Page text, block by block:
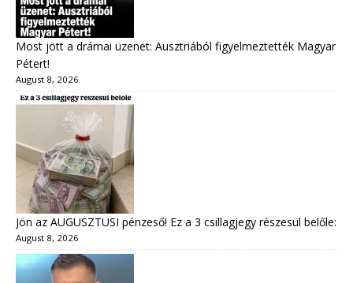
Most jött a drámai üzenet: Ausztriából figyelmeztették Magyar
Pétert!
August 8, 2026
Jön az AUGUSZTUSI pénzeső! Ez a 3 csillagjegy részesül belőle:
August 8, 2026